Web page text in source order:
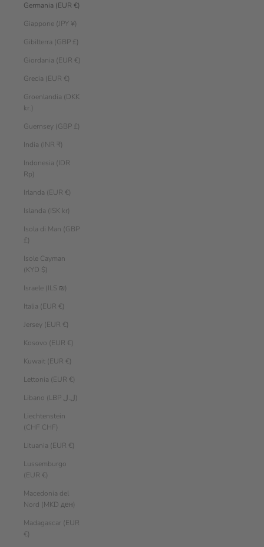
Germania (EUR €)
Giappone (JPY ¥)
Gibilterra (GBP £)
Giordania (EUR €)
Grecia (EUR €)
Groenlandia (DKK
kr.)
Guernsey (GBP £)
India (INR ₹)
Indonesia (IDR
Rp)
Irlanda (EUR €)
Islanda (ISK kr)
Isola di Man (GBP
£)
Isole Cayman
(KYD $)
Israele (ILS ₪)
Italia (EUR €)
Jersey (EUR €)
Kosovo (EUR €)
Kuwait (EUR €)
Lettonia (EUR €)
Libano (LBP ل.ل)
Liechtenstein
(CHF CHF)
Lituania (EUR €)
Lussemburgo
(EUR €)
Macedonia del
Nord (MKD ден)
Madagascar (EUR
€)